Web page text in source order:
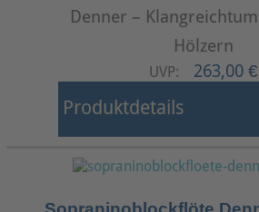
Denner –
Hölzern
UVP: 263,00 €
Produktdetails